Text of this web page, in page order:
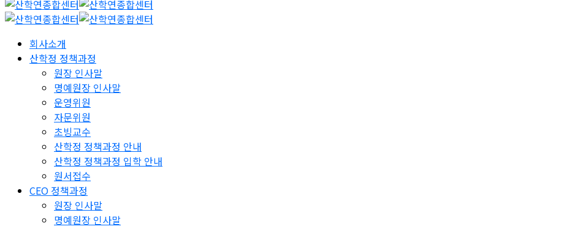
회사소개
산학정 정책과정
원장 인사말
명예원장 인사말
운영위원
자문위원
초빙교수
산학정 정책과정 안내
산학정 정책과정 입학 안내
원서접수
CEO 정책과정
원장 인사말
명예원장 인사말